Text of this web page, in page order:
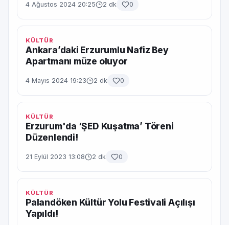
4 Ağustos 2024 20:25 2 dk 0
KÜLTÜR
Ankara’daki Erzurumlu Nafiz Bey
Apartmanı müze oluyor
4 Mayıs 2024 19:23 2 dk 0
KÜLTÜR
Erzurum'da ‘ŞED Kuşatma’ Töreni
Düzenlendi!
21 Eylül 2023 13:08 2 dk 0
KÜLTÜR
Palandöken Kültür Yolu Festivali Açılışı
Yapıldı!